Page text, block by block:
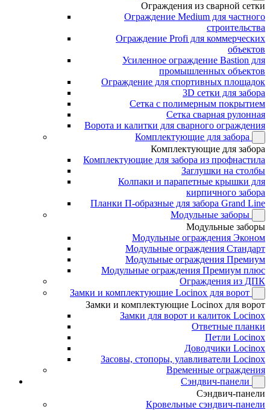
Ограждения из сварной сетки
Ограждение Medium для частного
строительства
Ограждение Profi для коммерческих
объектов
Усиленное ограждение Bastion для
промышленных объектов
Ограждение для спортивных площадок
3D сетки для забора
Сетка с полимерным покрытием
Сетка сварная рулонная
Ворота и калитки для сварного ограждения
Комплектующие для забора
Комплектующие для забора
Комплектующие для забора из профнастила
Заглушки на столбы
Колпаки и парапетные крышки для
кирпичного забора
Планки П-образные для забора Grand Line
Модульные заборы
Модульные заборы
Модульные ограждения Эконом
Модульные ограждения Стандарт
Модульные ограждения Премиум
Модульные ограждения Премиум плюс
Ограждения из ДПК
Замки и комплектующие Locinox для ворот
Замки и комплектующие Locinox для ворот
Замки для ворот и калиток Locinox
Ответные планки
Петли Locinox
Доводчики Locinox
Засовы, стопоры, улавливатели Locinox
Временные ограждения
Сэндвич-панели
Сэндвич-панели
Кровельные сэндвич-панели